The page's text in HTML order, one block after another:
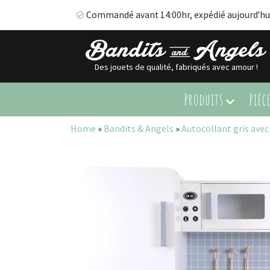
Commandé avant 14:00hr, expédié
Des jouets de qualité, fabriqués avec amour !
Produits
Commandé avant 14:00hr, expédié aujourd'hui!
Home » Bandits & Angels »Autocollant gris